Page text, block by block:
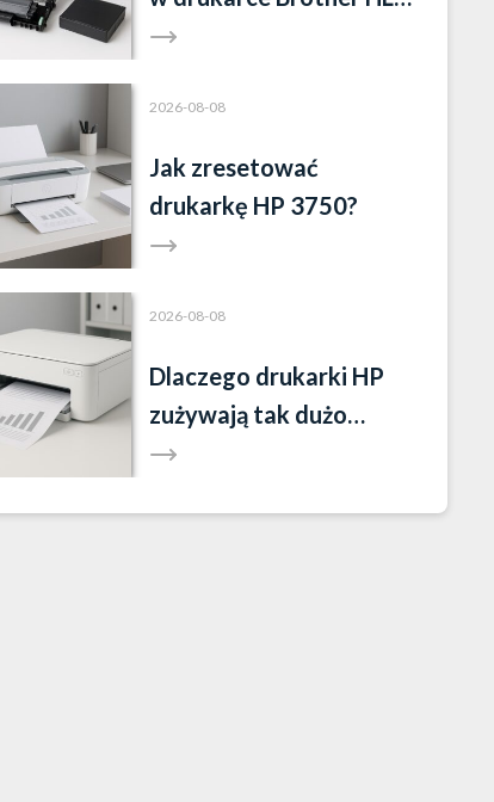
L2352DW?
2026-08-08
Jak zresetować
drukarkę HP 3750?
2026-08-08
Dlaczego drukarki HP
zużywają tak dużo
tuszu?